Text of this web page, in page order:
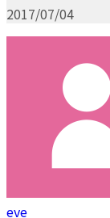
2017/07/04
eve